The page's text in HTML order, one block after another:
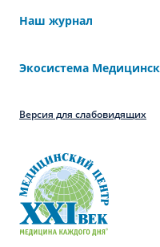
Наш журнал
Экосистема
Версия для слабовидящих